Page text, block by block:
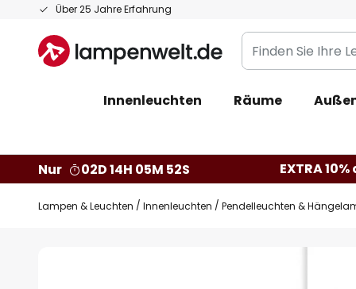
Über 25 Jahre Erfahrung
Zum
springen
Finden
Sie
Leuchte...
Innenleuchten Räume
Nur
02D 14H 05M 51S EXTRA
Lampen & Leuchten Innenleuchten Pendelleuchten &